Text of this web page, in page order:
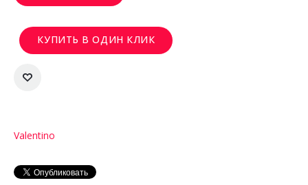
КУПИТЬ В ОДИН КЛИК
Valentino